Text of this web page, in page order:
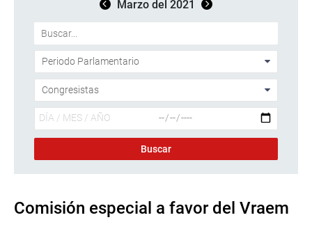
Marzo del 2021
Comisión especial a favor del Vraem